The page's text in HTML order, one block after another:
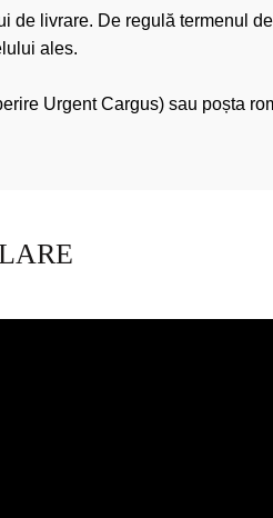
de livrare. De regulă termenul
ales.
Urgent Cargus) sau poșta